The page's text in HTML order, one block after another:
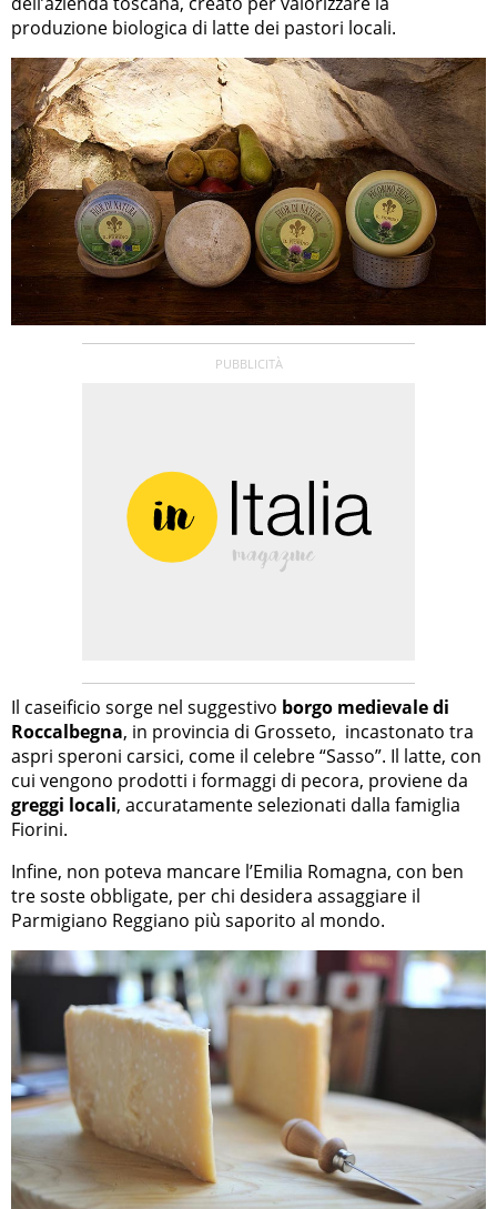
produzione biologica di latte dei pastori locali.
Il caseificio sorge nel suggestivo borgo medievale di
Roccalbegna, in provincia di Grosseto, incastonato tra
aspri speroni carsici, come il celebre “Sasso”. Il latte, con
cui vengono prodotti i formaggi di pecora, proviene da
greggi locali, accuratamente selezionati dalla famiglia
Fiorini.
Infine, non poteva mancare l’Emilia Romagna, con ben
tre soste obbligate, per chi desidera assaggiare il
Parmigiano Reggiano più saporito al mondo.